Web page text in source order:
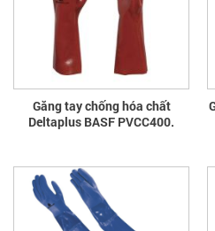
Găng tay chống hóa chất
Deltaplus BASF PVCC400.